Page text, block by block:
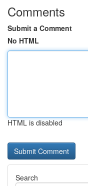
Comments
Submit a Comment
No HTML
HTML is disabled
Search